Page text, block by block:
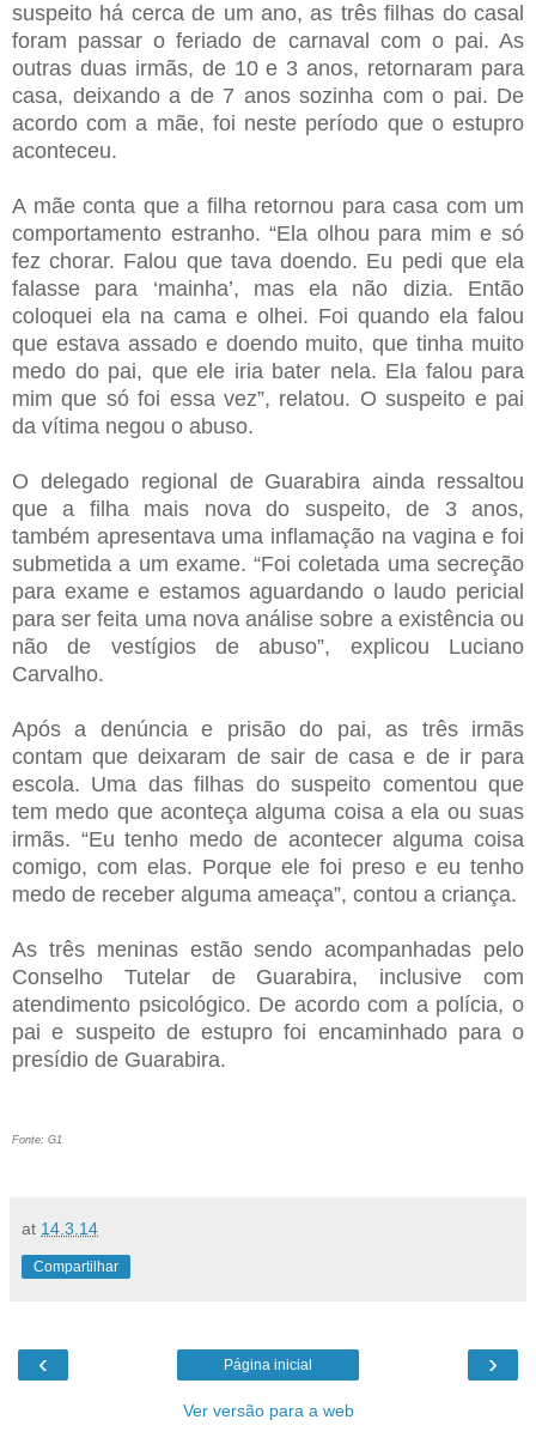
suspeito há cerca de um ano, as três filhas do casal
foram passar o feriado de carnaval com o pai. As
outras duas irmãs, de 10 e 3 anos, retornaram para
casa, deixando a de 7 anos sozinha com o pai. De
acordo com a mãe, foi neste período que o estupro
aconteceu.
A mãe conta que a filha retornou para casa com um
comportamento estranho. “Ela olhou para mim e só
fez chorar. Falou que tava doendo. Eu pedi que ela
falasse para ‘mainha’, mas ela não dizia. Então
coloquei ela na cama e olhei. Foi quando ela falou
que estava assado e doendo muito, que tinha muito
medo do pai, que ele iria bater nela. Ela falou para
mim que só foi essa vez”, relatou. O suspeito e pai
da vítima negou o abuso.
O delegado regional de Guarabira ainda ressaltou
que a filha mais nova do suspeito, de 3 anos,
também apresentava uma inflamação na vagina e foi
submetida a um exame. “Foi coletada uma secreção
para exame e estamos aguardando o laudo pericial
para ser feita uma nova análise sobre a existência ou
não de vestígios de abuso”, explicou Luciano
Carvalho.
Após a denúncia e prisão do pai, as três irmãs
contam que deixaram de sair de casa e de ir para
escola. Uma das filhas do suspeito comentou que
tem medo que aconteça alguma coisa a ela ou suas
irmãs. “Eu tenho medo de acontecer alguma coisa
comigo, com elas. Porque ele foi preso e eu tenho
medo de receber alguma ameaça”, contou a criança.
As três meninas estão sendo acompanhadas pelo
Conselho Tutelar de Guarabira, inclusive com
atendimento psicológico. De acordo com a polícia, o
pai e suspeito de estupro foi encaminhado para o
presídio de Guarabira.
Fonte: G1
at 14.3.14
Compartilhar
‹ ›
Página inicial
Ver versão para a web